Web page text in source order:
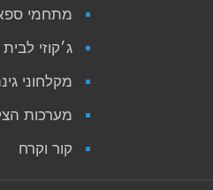
מתחמי
ג׳קוזי לבית
מקלחוני
מערכות
קור וקרח